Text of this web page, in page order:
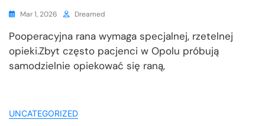
Mar 1, 2026 Dreamed
Pooperacyjna rana wymaga specjalnej, rzetelnej
opieki.Zbyt często pacjenci w Opolu próbują
samodzielnie opiekować się raną,
UNCATEGORIZED